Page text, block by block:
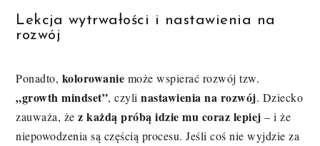
Lekcja wytrwałości i nastawienia na
rozwój
Ponadto, kolorowanie może wspierać rozwój tzw.
„growth mindset”, czylinastawienia na rozwój. Dziecko
zauważa, żez każdą próbą idzie mu coraz lepiej – i że
niepowodzenia są częścią procesu. Jeśli coś nie wyjdzie za